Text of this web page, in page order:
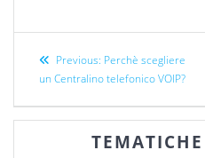
Previous: Perchè scegliere
un Centralino telefonico VOIP?